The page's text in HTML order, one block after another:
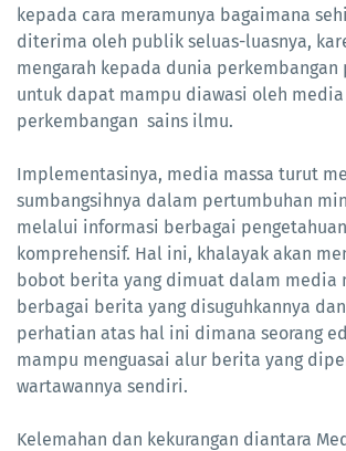
kepada cara meramunya bagaimana
diterima oleh publik seluas-luasnya,
mengarah kepada dunia perkembangan
untuk dapat mampu diawasi oleh
perkembangan sains ilmu.
Implementasinya, media massa turut
sumbangsihnya dalam pertumbuhan
melalui informasi berbagai
komprehensif. Hal ini, khalayak akan
bobot berita yang dimuat dalam media
berbagai berita yang disuguhkannya
perhatian atas hal ini dimana seorang
mampu menguasai alur berita yang
wartawannya sendiri.
Kelemahan dan kekurangan diantara